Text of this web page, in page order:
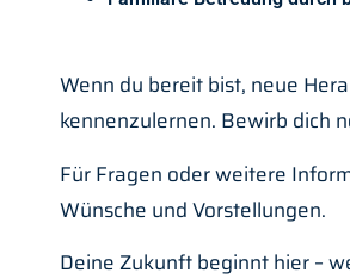
Wenn du bereit bist, neue
kennenzulernen. Bewirb dich
Für Fragen oder weitere
Wünsche und Vorstellungen.
Deine Zukunft beginnt hier –